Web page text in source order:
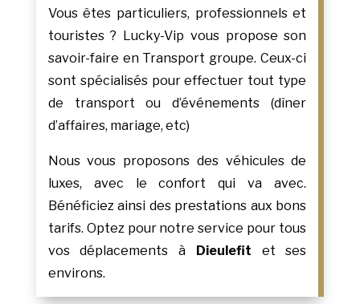
Vous êtes particuliers, professionnels et
touristes ? Lucky-Vip vous propose son
savoir-faire en Transport groupe. Ceux-ci
sont spécialisés pour effectuer tout type
de transport ou d’événements (dîner
d’affaires, mariage, etc)
Nous vous proposons des véhicules de
luxes, avec le confort qui va avec.
Bénéficiez ainsi des prestations aux bons
tarifs. Optez pour notre service pour tous
vos déplacements à Dieulefit et ses
environs.